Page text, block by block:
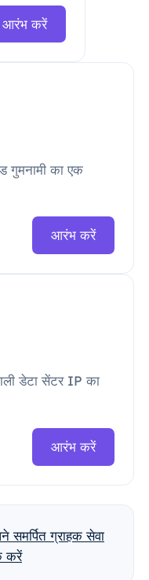
आरंभ करें
गुमनामी का एक
आरंभ करें
डेटा सेंटर IP का
आरंभ करें
समर्पित ग्राहक सेवा
करें